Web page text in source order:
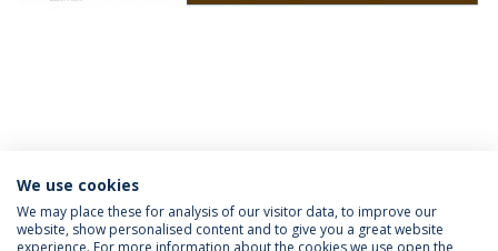
We use cookies
We may place these for analysis of our visitor data, to improve our
website, show personalised content and to give you a great website
experience. For more information about the cookies we use open the